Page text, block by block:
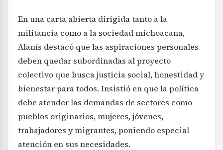
En una carta abierta dirigida tanto a la
militancia como a la sociedad michoacana,
Alanís destacó que las aspiraciones personales
deben quedar subordinadas al proyecto
colectivo que busca justicia social, honestidad y
bienestar para todos. Insistió en que la política
debe atender las demandas de sectores como
pueblos originarios, mujeres, jóvenes,
trabajadores y migrantes, poniendo especial
atención en sus necesidades.